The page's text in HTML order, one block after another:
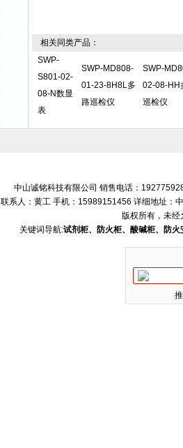
相关同类产品：
SWP-
S801-02-
08-N数显
表
SWP-MD808-
01-23-8H8L多
路巡检仪
SWP-
02-08-HH
巡检仪
中山诚铭科技有限公司 销售电话：
联系人：黄工 手机：15989151456 详细地址：
版权所有，未经
关键词导航:试剂柜、防火柜、酸碱柜、防